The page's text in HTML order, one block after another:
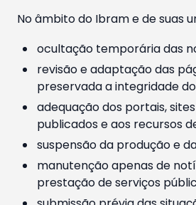
No âmbito do Ibram e de suas
ocultação temporária das
revisão e adaptação das
preservada a integridade
adequação dos portais,
publicados e aos recursos
suspensão da produção e
manutenção apenas de
prestação de serviços